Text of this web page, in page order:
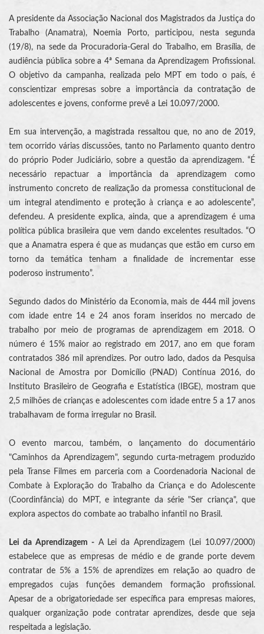
A presidente da Associação Nacional dos Magistrados da Justiça do
Trabalho (Anamatra), Noemia Porto, participou, nesta segunda
(19/8), na sede da Procuradoria-Geral do Trabalho, em Brasília, de
audiência pública sobre a 4ª Semana da Aprendizagem Profissional.
O objetivo da campanha, realizada pelo MPT em todo o país, é
conscientizar empresas sobre a importância da contratação de
adolescentes e jovens, conforme prevê a Lei 10.097/2000.
Em sua intervenção, a magistrada ressaltou que, no ano de 2019,
tem ocorrido várias discussões, tanto no Parlamento quanto dentro
do próprio Poder Judiciário, sobre a questão da aprendizagem. “É
necessário repactuar a importância da aprendizagem como
instrumento concreto de realização da promessa constitucional de
um integral atendimento e proteção à criança e ao adolescente”,
defendeu. A presidente explica, ainda, que a aprendizagem é uma
política pública brasileira que vem dando excelentes resultados. “O
que a Anamatra espera é que as mudanças que estão em curso em
torno da temática tenham a finalidade de incrementar esse
poderoso instrumento”.
Segundo dados do Ministério da Economia, mais de 444 mil jovens
com idade entre 14 e 24 anos foram inseridos no mercado de
trabalho por meio de programas de aprendizagem em 2018. O
número é 15% maior ao registrado em 2017, ano em que foram
contratados 386 mil aprendizes. Por outro lado, dados da Pesquisa
Nacional de Amostra por Domicílio (PNAD) Contínua 2016, do
Instituto Brasileiro de Geografia e Estatística (IBGE), mostram que
2,5 milhões de crianças e adolescentes com idade entre 5 a 17 anos
trabalhavam de forma irregular no Brasil.
O evento marcou, também, o lançamento do documentário
"Caminhos da Aprendizagem", segundo curta-metragem produzido
pela Transe Filmes em parceria com a Coordenadoria Nacional de
Combate à Exploração do Trabalho da Criança e do Adolescente
(Coordinfância) do MPT, e integrante da série "Ser criança", que
explora aspectos do combate ao trabalho infantil no Brasil.
Lei da Aprendizagem -A Lei da Aprendizagem (Lei 10.097/2000)
estabelece que as empresas de médio e de grande porte devem
contratar de 5% a 15% de aprendizes em relação ao quadro de
empregados cujas funções demandem formação profissional.
Apesar de a obrigatoriedade ser específica para empresas maiores,
qualquer organização pode contratar aprendizes, desde que seja
respeitada a legislação.